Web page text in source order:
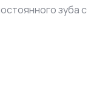
зуба с